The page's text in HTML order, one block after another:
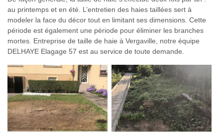
au printemps et en été. L’entretien des haies taillées sert à
modeler la face du décor tout en limitant ses dimensions. Cette
période est également une période pour éliminer les branches
mortes. Entreprise de taille de haie à Vergaville, notre équipe
DELHAYE Elagage 57 est au service de toute demande.